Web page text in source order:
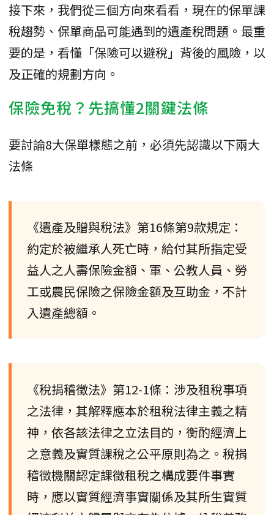
接下來，我們從三個方向來看看，現在的保單課
稅趨勢、保單商品可能遇到的遺產稅問題。最重
要的是，看懂「保險可以避稅」背後的風險，以
及正確的規劃方向。
保險免稅？先搞懂2關鍵法條
要討論8大保單樣態之前，必須先認識以下兩大
法條
《遺產及贈與稅法》第16條第9款規定：
約定於被繼承人死亡時，給付其所指定受
益人之人壽保險金額、軍、公教人員、勞
工或農民保險之保險金額及互助金，不計
入遺產總額。
《稅捐稽徵法》第12-1條：涉及租稅事項
之法律，其解釋應本於租稅法律主義之精
神，依各該法律之立法目的，衡酌經濟上
之意義及實質課稅之公平原則為之。稅捐
稽徵機關認定課徵租稅之構成要件事實
時，應以實質經濟事實關係及其所生實質